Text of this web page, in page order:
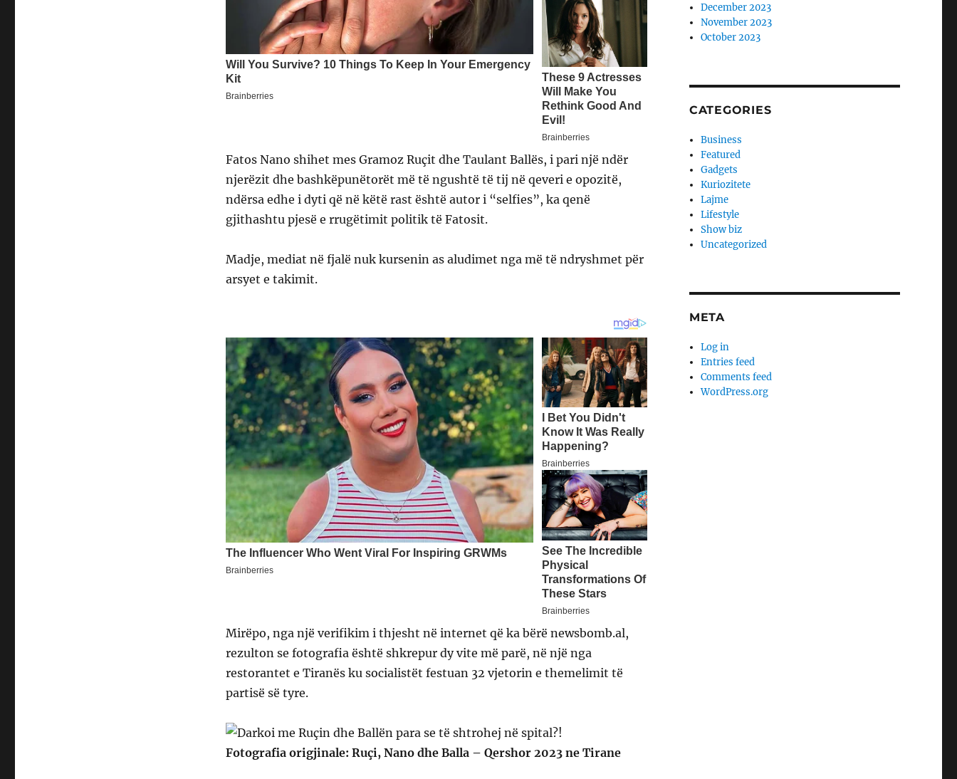
Fatos Nano shihet mes Gramoz Ruçit dhe Taulant Ballës, i pari një ndër
njerëzit dhe bashkëpunëtorët më të ngushtë të tij në qeveri e opozitë,
ndërsa edhe i dyti që në këtë rast është autor i “selfies”, ka qenë
gjithashtu pjesë e rrugëtimit politik të Fatosit.
Madje, mediat në fjalë nuk kursenin as aludimet nga më të ndryshmet për
arsyet e takimit.
Mirëpo, nga një verifikim i thjesht në internet që ka bërë newsbomb.al,
rezulton se fotografia është shkrepur dy vite më parë, në një nga
restorantet e Tiranës ku socialistët festuan 32 vjetorin e themelimit të
partisë së tyre.
Fotografia origjinale: Ruçi, Nano dhe Balla – Qershor 2023 ne Tirane
December 2023
November 2023
October 2023
CATEGORIES
Business
Featured
Gadgets
Kuriozitete
Lajme
Lifestyle
Show biz
Uncategorized
META
Log in
Entries feed
Comments feed
WordPress.org